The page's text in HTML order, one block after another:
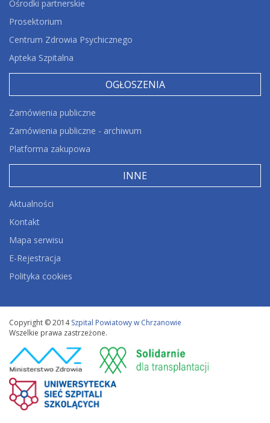
Ośrodki partnerskie
Prosektorium
Centrum Zdrowia Psychicznego
Apteka Szpitalna
OGŁOSZENIA
Zamówienia publiczne
Zamówienia publiczne - archiwum
Platforma zakupowa
INNE
Aktualności
Kontakt
Mapa serwisu
E-Rejestracja
Polityka cookies
Copyright © 2014Szpital Powiatowy w Chrzanowie
Wszelkie prawa zastrzeżone.